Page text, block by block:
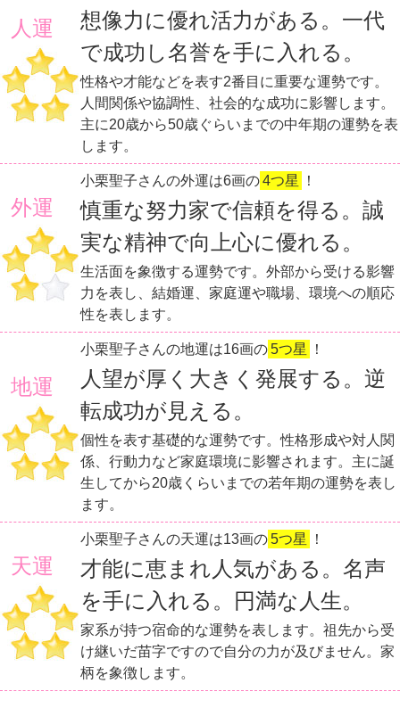
人運
想像力に優れ活力がある。一代
で成功し名誉を手に入れる。
性格や才能などを表す2番目に重要な運勢です。
人間関係や協調性、社会的な成功に影響します。
主に20歳から50歳ぐらいまでの中年期の運勢を表
します。
外運
小栗聖子さんの外運は6画の4つ星 ！
慎重な努力家で信頼を得る。誠
実な精神で向上心に優れる。
生活面を象徴する運勢です。外部から受ける影響
力を表し、結婚運、家庭運や職場、環境への順応
性を表します。
地運
小栗聖子さんの地運は16画の5つ星 ！
人望が厚く大きく発展する。逆
転成功が見える。
個性を表す基礎的な運勢です。性格形成や対人関
係、行動力など家庭環境に影響されます。主に誕
生してから20歳くらいまでの若年期の運勢を表し
ます。
天運
小栗聖子さんの天運は13画の5つ星 ！
才能に恵まれ人気がある。名声
を手に入れる。円満な人生。
家系が持つ宿命的な運勢を表します。祖先から受
け継いだ苗字ですので自分の力が及びません。家
柄を象徴します。